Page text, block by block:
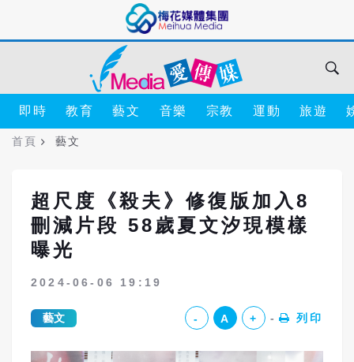
即時 教育 藝文 音樂 宗教 運動 旅遊
首頁 藝文
超尺度《殺夫》修復版加入8
刪減片段 58歲夏文汐現模樣
曝光
2024-06-06 19:19
藝文 - A + 列印